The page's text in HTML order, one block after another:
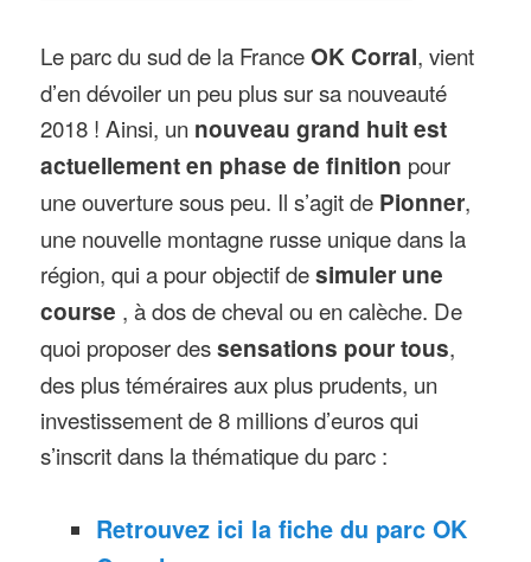
Le parc du sud de la FranceOK Corral, vient
d’en dévoiler un peu plus sur sa nouveauté
2018 ! Ainsi, un nouveau grand huit est
actuellement en phase de finition pour
une ouverture sous peu. Il s’agit de Pionner,
une nouvelle montagne russe unique dans la
région, qui a pour objectif desimuler une
course , à dos de cheval ou en calèche. De
quoi proposer dessensations pour tous,
des plus téméraires aux plus prudents, un
investissement de 8 millions d’euros qui
s’inscrit dans la thématique du parc :
Retrouvez ici la fiche du parc OK